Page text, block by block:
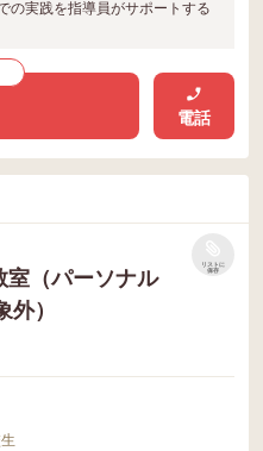
の実践を指導員がサポートする
電話
室（パーソナル
）
リストに
保存